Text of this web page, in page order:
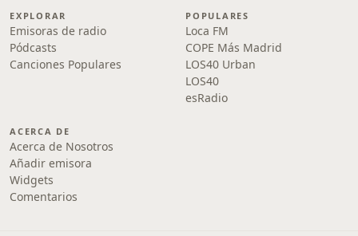
EXPLORAR
Emisoras de radio
Pódcasts
Canciones Populares
POPULARES
Loca FM
COPE Más Madrid
LOS40 Urban
LOS40
esRadio
ACERCA DE
Acerca de Nosotros
Añadir emisora
Widgets
Comentarios